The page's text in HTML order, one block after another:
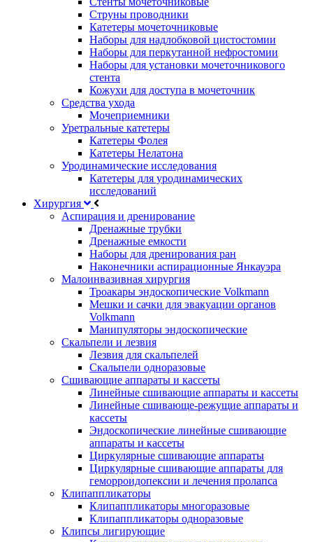
Струны проводники
Катетеры мочеточниковые
Наборы для надлобковой цистостомии
Наборы для перкутанной нефростомии
Наборы для установки мочеточникового
стента
Кожухи для доступа в мочеточник
Средства ухода
Мочеприемники
Уретральные катетеры
Катетеры Фолея
Катетеры Нелатона
Уродинамические исследования
Катетеры для уродинамических
исследований
Хирургия
Аспирация и дренирование
Дренажные трубки
Дренажные емкости
Наборы для дренирования ран
Наконечники аспирационные Янкауэра
Малоинвазивная хирургия
Троакары эндоскопические Volkmann
Мешки и сачки для эвакуации органов
Volkmann
Манипуляторы эндоскопические
Скальпели и лезвия
Лезвия для скальпелей
Скальпели одноразовые
Сшивающие аппараты и кассеты
Линейные сшивающие аппараты и кассеты
Линейные сшивающе-режущие аппараты и
кассеты
Эндоскопические линейные сшивающие
аппараты и кассеты
Циркулярные сшивающие аппараты
Циркулярные сшивающие аппараты для
геморроидопексии и лечения пролапса
Клипаппликаторы
Клипаппликаторы многоразовые
Клипаппликаторы одноразовые
Клипсы лигирующие